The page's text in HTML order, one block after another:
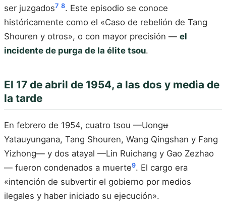
ser juzgados7 8. Este episodio se conoce
históricamente como el «Caso de rebelión de Tang
Shouren y otros», o con mayor precisión — el
incidente de purga de la élite tsou.
El 17 de abril de 1954, a las dos y media de
la tarde
En febrero de 1954, cuatro tsou —Uongʉ
Yatauyungana, Tang Shouren, Wang Qingshan y Fang
Yizhong— y dos atayal —Lin Ruichang y Gao Zezhao
— fueron condenados a muerte9. El cargo era
«intención de subvertir el gobierno por medios
ilegales y haber iniciado su ejecución».